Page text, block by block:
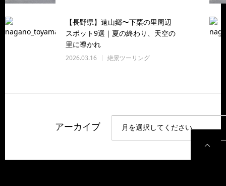
【長野県】遠山郷〜下栗の里周辺
スポット9選｜夏の終わり、天空の
里に導かれ
2026.03.16 絶景ツーリング
アーカイブ